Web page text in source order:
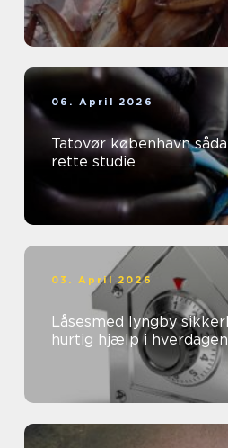
06. April 2026
Tatovør københavn sådan vælger du det
rette studie
03. April 2026
Låsesmed lyngby sikkerhed, tryghed og
hurtig hjælp i hverdagen